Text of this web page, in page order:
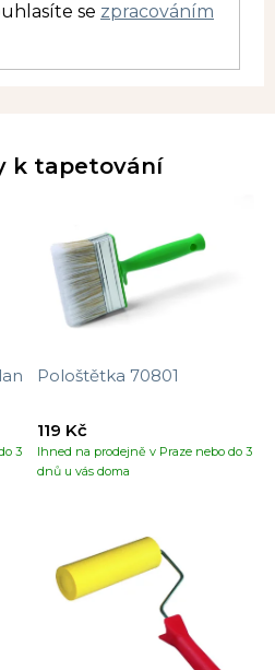
se zpracováním
k tapetování
3
Pološtětka 70801
Ihned na prodejně v Praze nebo do 3
dnů u vás doma
119 Kč